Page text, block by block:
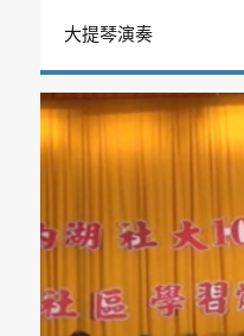
大提琴演奏